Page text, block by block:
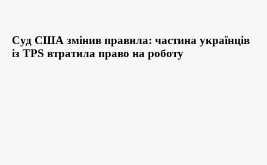
Суд США змінив правила: частина українців
із TPS втратила право на роботу